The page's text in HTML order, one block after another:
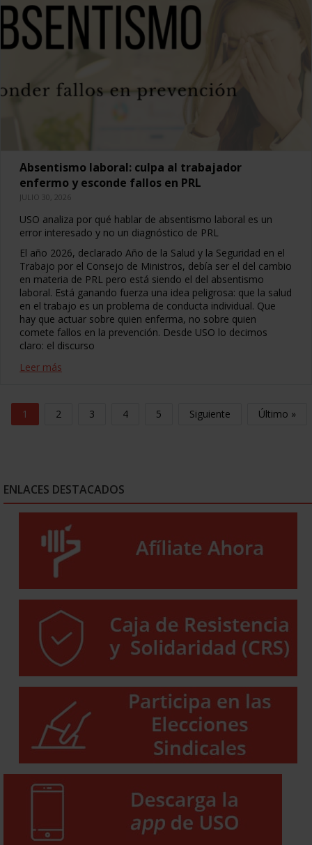
Absentismo laboral: culpa al trabajador
enfermo y esconde fallos en PRL
JULIO 30, 2026
USO analiza por qué hablar de absentismo laboral es un
error interesado y no un diagnóstico de PRL
El año 2026, declarado Año de la Salud y la Seguridad en el
Trabajo por el Consejo de Ministros, debía ser el del cambio
en materia de PRL pero está siendo el del absentismo
laboral. Está ganando fuerza una idea peligrosa: que la salud
en el trabajo es un problema de conducta individual. Que
hay que actuar sobre quien enferma, no sobre quien
comete fallos en la prevención. Desde USO lo decimos
claro: el discurso
Leer más
1 2 3 4 5 Siguiente Último »
ENLACES DESTACADOS